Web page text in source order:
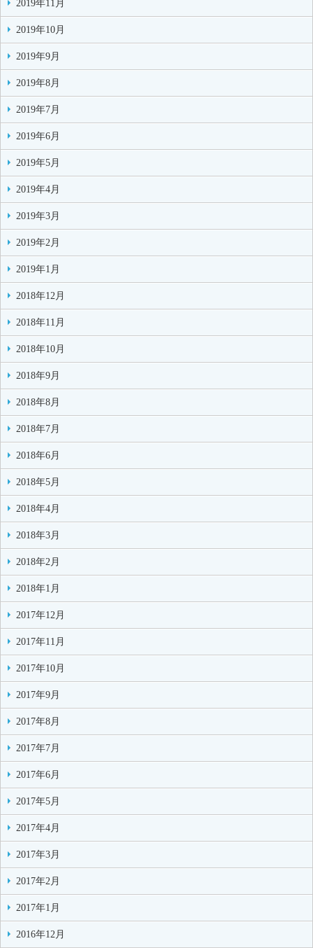
2019年11月
2019年10月
2019年9月
2019年8月
2019年7月
2019年6月
2019年5月
2019年4月
2019年3月
2019年2月
2019年1月
2018年12月
2018年11月
2018年10月
2018年9月
2018年8月
2018年7月
2018年6月
2018年5月
2018年4月
2018年3月
2018年2月
2018年1月
2017年12月
2017年11月
2017年10月
2017年9月
2017年8月
2017年7月
2017年6月
2017年5月
2017年4月
2017年3月
2017年2月
2017年1月
2016年12月